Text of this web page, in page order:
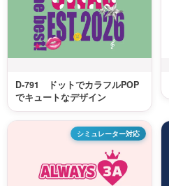
D-791 ドットでカラフルPOP
でキュートなデザイン
シミュレーター対応